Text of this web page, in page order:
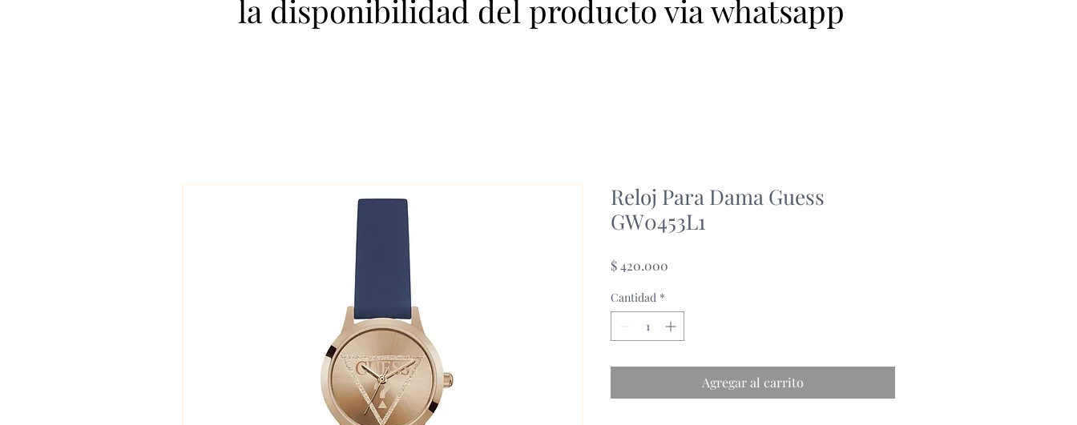
la disponibilidad del producto via whatsapp
Reloj Para Dama Guess
GW0453L1
$ 420.000
Cantidad *
Agregar al carrito